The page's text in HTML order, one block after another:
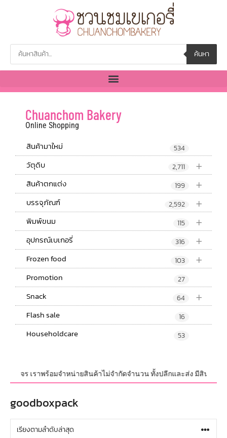
ค้นหา
Chuanchom Bakery
Online Shopping
สินค้ามาใหม่ 534
+
วัตุดิบ 2,711
+
สินค้าตกแต่ง 199
+
บรรจุภัณฑ์ 2,592
+
พิมพ์ขนม 115
+
อุปกรณ์เบเกอรี่ 316
+
Frozen food 103
Promotion 27
+
Snack 64
Flash sale 16
Householdcare 53
จร เราพร้อมจำหน่ายสินค้าไม่จำกัดจำนวน ทั้งปลีกและส่ง มีสินค้าใหม่อั
goodboxpack